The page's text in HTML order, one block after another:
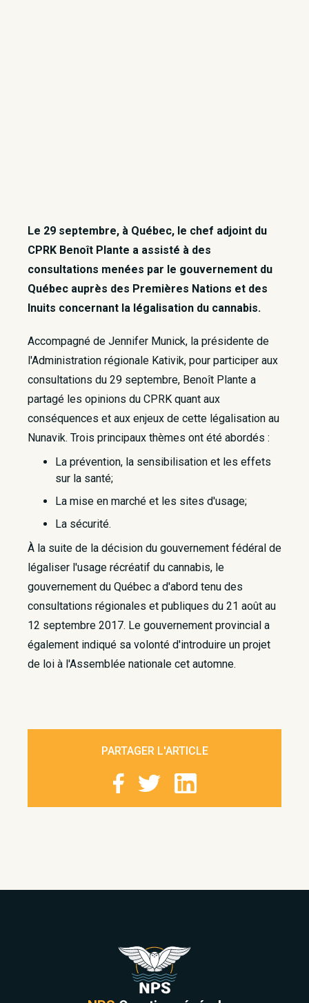
Le 29 septembre, à Québec, le chef adjoint du
CPRK Benoît Plante a assisté à des
consultations menées par le gouvernement du
Québec auprès des Premières Nations et des
Inuits concernant la légalisation du cannabis.
Accompagné de Jennifer Munick, la présidente de
l'Administration régionale Kativik, pour participer aux
consultations du 29 septembre, Benoît Plante a
partagé les opinions du CPRK quant aux
conséquences et aux enjeux de cette légalisation au
Nunavik. Trois principaux thèmes ont été abordés :
La prévention, la sensibilisation et les effets
sur la santé;
La mise en marché et les sites d'usage;
La sécurité.
À la suite de la décision du gouvernement fédéral de
légaliser l'usage récréatif du cannabis, le
gouvernement du Québec a d'abord tenu des
consultations régionales et publiques du 21 août au
12 septembre 2017. Le gouvernement provincial a
également indiqué sa volonté d'introduire un projet
de loi à l'Assemblée nationale cet automne.
PARTAGER L'ARTICLE